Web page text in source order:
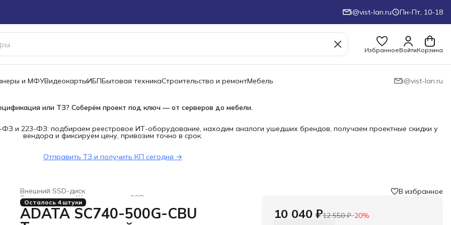
i@vist-lan.ru Пн-Пт, 10-18
ИзбранноеВойтиКорзина
и МФУВидеокартыИБПБытовая техникаСтроительство и ремонтМебель i@vist-lan.ru
или ТЗ? Соберём проект под ключ — от серверов до мебели.
и 223-ФЗ: подбираем реестровое ИТ-оборудование, находим аналоги ушедших брендов, получаем проектные скидки у
вендора и фиксируем цену, привозим точно в срок.
Отправить ТЗ и получить КП сегодня →
Внешний SSD-диск
Жесткие диски, SSD и сетевые накопители
Электроника ›
Главная ›
Осталось 4 штуки
ADATA SC740-500G-CBU
В избранное
10 040 ₽12 550 ₽−20%